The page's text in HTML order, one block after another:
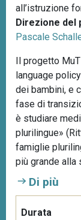
all’istruzione
Direzione del
Pascale
Il progetto
language
dei bambini, e
fase di
è studiare
plurilingue»
famiglie
più grande alla
Di più
Durata